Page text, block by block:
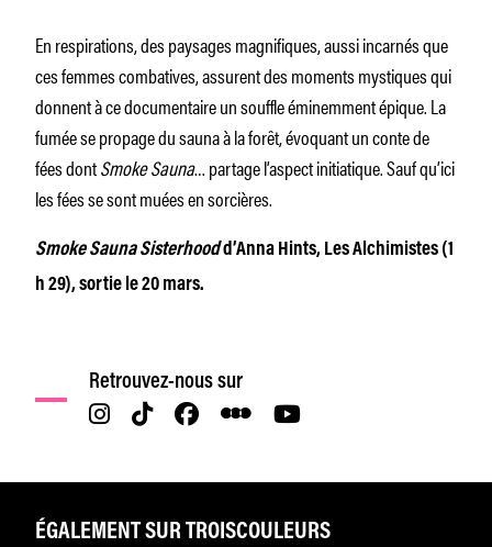
En respirations, des paysages magnifiques, aussi incarnés que
ces femmes combatives, assurent des moments mystiques qui
donnent à ce documentaire un souffle éminemment épique. La
fumée se propage du sauna à la forêt, évoquant un conte de
fées dontSmoke Sauna… partage l’aspect initiatique. Sauf qu’ici
les fées se sont muées en sorcières.
Smoke Sauna Sisterhoodd’Anna Hints, Les Alchimistes (1
h 29), sortie le 20 mars.
Retrouvez-nous sur
ÉGALEMENT SUR TROISCOULEURS